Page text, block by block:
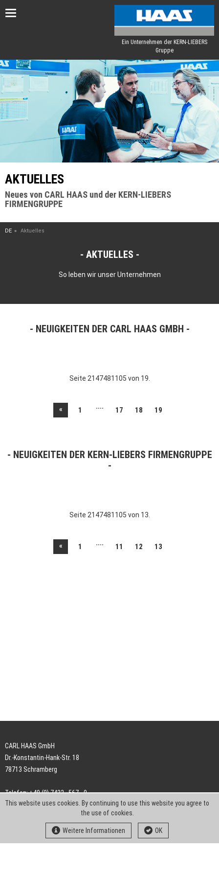
Toggle
Ein Unternehmen der KERN-LIEBERS
Gruppe
AKTUELLES
Neues von CARL HAAS und der KERN-LIEBERS
FIRMENGRUPPE
DE Aktuelles
AKTUELLES
So leben wir unser Unternehmen
NEUIGKEITEN DER CARL HAAS GMBH
Seite 2147481105 von 19.
« 1 .... 17 18 19
NEUIGKEITEN DER KERN-LIEBERS FIRMENGRUPPE
Seite 2147481105 von 13.
« 1 .... 11 12 13
CARL HAAS GmbH
Dr.-Konstantin-Hank-Str. 18
78713 Schramberg
Telefon: +49 (0) 7422 . 567 - 0
Telefax: +49 (0) 7422 . 567 - 239
info-ch@kern-liebers.com
This website uses cookies. By continuing to use this website you agree to
the use of cookies.
Weitere Informationen OK